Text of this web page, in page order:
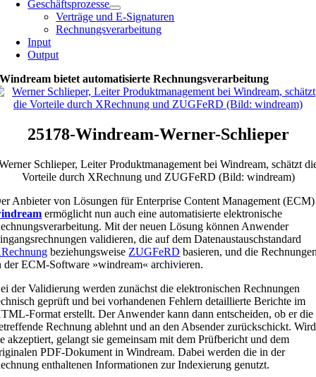
Geschäftsprozesse
Verträge und E-Signaturen
Rechnungsverarbeitung
Input
Output
Windream bietet automatisierte Rechnungsverarbeitung
25178-Windream-Werner-Schlieper
Schlieper, Leiter Produktmanagement bei Windream, schätzt
Vorteile durch XRechnung und ZUGFeRD (Bild: windream)
Anbieter von Lösungen für Enterprise Content Management (ECM)
ermöglicht nun auch eine automatisierte elektronische
Mit der neuen Lösung können Anwender
validieren, die auf dem Datenaustauschstandard
beziehungsweise ZUGFeRD basieren, und die
der ECM-Software »windream« archivieren.
der Validierung werden zunächst die elektronischen Rechnungen
geprüft und bei vorhandenen Fehlern detaillierte Berichte im
Format erstellt. Der Anwender kann dann entscheiden, ob er die
Rechnung ablehnt und an den Absender zurückschickt. Wird
akzeptiert, gelangt sie gemeinsam mit dem Prüfbericht und dem
PDF-Dokument in Windream. Dabei werden die in der
enthaltenen Informationen zur Indexierung genutzt.